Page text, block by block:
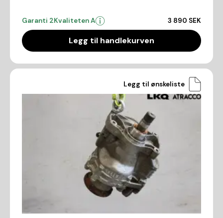
Garanti 2Kvaliteten A 3 890 SEK
Legg til handlekurven
Legg til ønskeliste